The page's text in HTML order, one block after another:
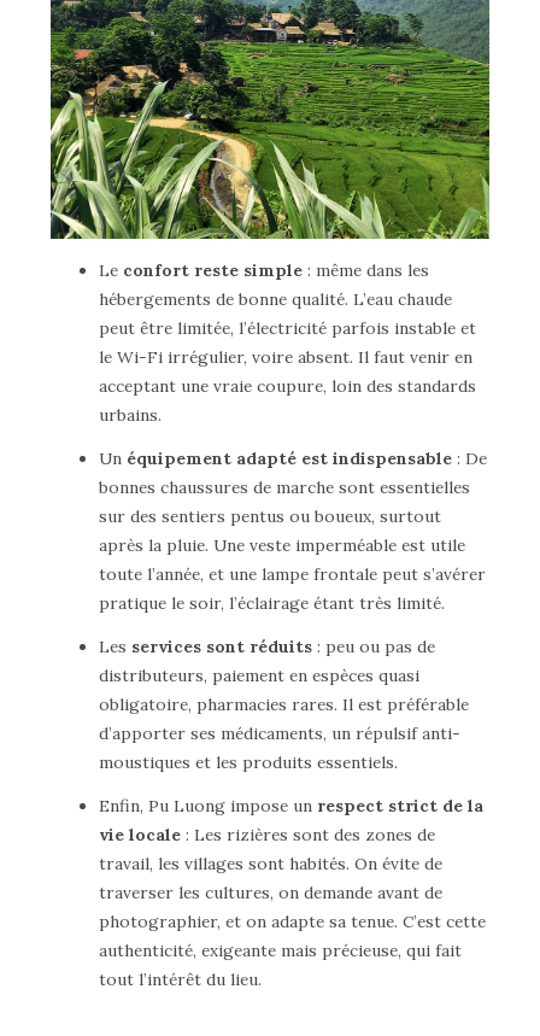
Le confort reste simple : même dans les
hébergements de bonne qualité. L’eau chaude
peut être limitée, l’électricité parfois instable et
le Wi-Fi irrégulier, voire absent. Il faut venir en
acceptant une vraie coupure, loin des standards
urbains.
Un équipement adapté est indispensable : De
bonnes chaussures de marche sont essentielles
sur des sentiers pentus ou boueux, surtout
après la pluie. Une veste imperméable est utile
toute l’année, et une lampe frontale peut s’avérer
pratique le soir, l’éclairage étant très limité.
Les services sont réduits : peu ou pas de
distributeurs, paiement en espèces quasi
obligatoire, pharmacies rares. Il est préférable
d’apporter ses médicaments, un répulsif anti-
moustiques et les produits essentiels.
Enfin, Pu Luong impose un respect strict de la
vie locale : Les rizières sont des zones de
travail, les villages sont habités. On évite de
traverser les cultures, on demande avant de
photographier, et on adapte sa tenue. C’est cette
authenticité, exigeante mais précieuse, qui fait
tout l’intérêt du lieu.